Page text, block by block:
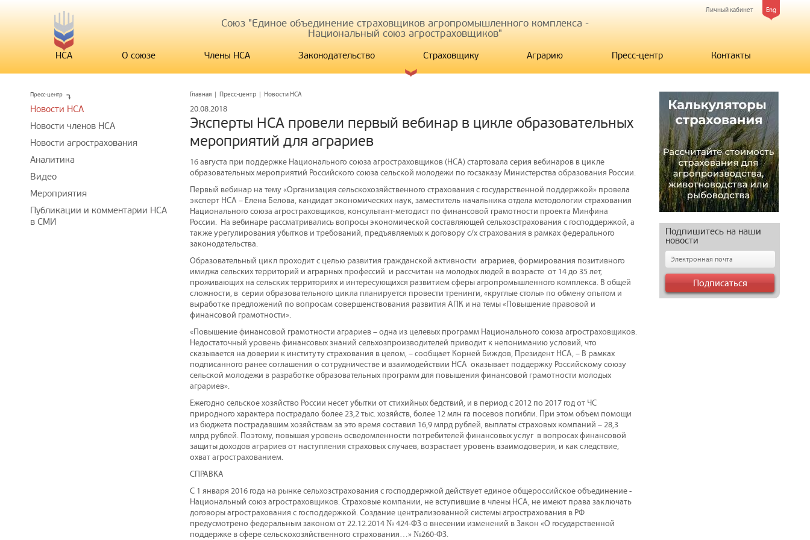
Eng
Личный кабинет
Союз "Единое объединение страховщиков агропромышленного комплекса -
Национальный союз агростраховщиков"
НСА О союзе Члены НСА Законодательство Страховщику Аграрию Пресс-центр Контакты
Главная | Пресс-центр | Новости НСА
20.08.2018
Эксперты НСА провели первый вебинар в цикле образовательных
мероприятий для аграриев
16 августа при поддержке Национального союза агростраховщиков (НСА) стартовала серия вебинаров в цикле
образовательных мероприятий Российского союза сельской молодежи по госзаказу Министерства образования России.
Первый вебинар на тему «Организация сельскохозяйственного страхования с государственной поддержкой» провела
эксперт НСА – Елена Белова, кандидат экономических наук, заместитель начальника отдела методологии страхования
Национального союза агростраховщиков, консультант-методист по финансовой грамотности проекта Минфина
России. На вебинаре рассматривались вопросы экономической составляющей сельхозстрахования с господдержкой, а
также урегулирования убытков и требований, предъявляемых к договору с/х страхования в рамках федерального
законодательства.
Образовательный цикл проходит с целью развития гражданской активности аграриев, формирования позитивного
имиджа сельских территорий и аграрных профессий и рассчитан на молодых людей в возрасте от 14 до 35 лет,
проживающих на сельских территориях и интересующихся развитием сферы агропромышленного комплекса. В общей
сложности, в серии образовательного цикла планируется провести тренинги, «круглые столы» по обмену опытом и
выработке предложений по вопросам совершенствования развития АПК и на темы «Повышение правовой и
финансовой грамотности».
«Повышение финансовой грамотности аграриев – одна из целевых программ Национального союза агростраховщиков.
Недостаточный уровень финансовых знаний сельхозпроизводителей приводит к непониманию условий, что
сказывается на доверии к институту страхования в целом, – сообщает Корней Биждов, Президент НСА, – В рамках
подписанного ранее соглашения о сотрудничестве и взаимодействии НСА оказывает поддержку Российскому союзу
сельской молодежи в разработке образовательных программ для повышения финансовой грамотности молодых
аграриев».
Ежегодно сельское хозяйство России несет убытки от стихийных бедствий, и в период с 2012 по 2017 год от ЧС
природного характера пострадало более 23,2 тыс. хозяйств, более 12 млн га посевов погибли. При этом объем помощи
из бюджета пострадавшим хозяйствам за это время составил 16,9 млрд рублей, выплаты страховых компаний – 28,3
млрд рублей. Поэтому, повышая уровень осведомленности потребителей финансовых услуг в вопросах финансовой
защиты доходов аграриев от наступления страховых случаев, возрастает уровень взаимодоверия, и как следствие,
охват агрострахованием.
СПРАВКА
С 1 января 2016 года на рынке сельхозстрахования с господдержкой действует единое общероссийское объединение -
Национальный союз агростраховщиков. Страховые компании, не вступившие в члены НСА, не имеют права заключать
договоры агрострахования с господдержкой. Создание централизованной системы агрострахования в РФ
предусмотрено федеральным законом от 22.12.2014 № 424-ФЗ о внесении изменений в Закон «О государственной
поддержке в сфере сельскохозяйственного страхования…» №260-ФЗ.
Пресс-центр
Новости НСА
Новости членов НСА
Новости агрострахования
Аналитика
Видео
Мероприятия
Публикации и комментарии НСА
в СМИ
Подпишитесь на наши
новости